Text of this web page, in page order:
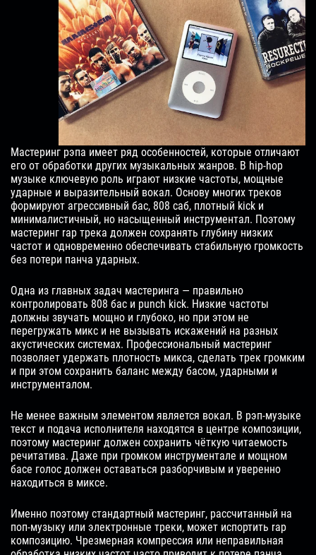
Мастеринг рэпа имеет ряд особенностей, которые отличают
его от обработки других музыкальных жанров. В hip-hop
музыке ключевую роль играют низкие частоты, мощные
ударные и выразительный вокал. Основу многих треков
формируют агрессивный бас, 808 саб, плотный kick и
минималистичный, но насыщенный инструментал. Поэтому
мастеринг rap трека должен сохранять глубину низких
частот и одновременно обеспечивать стабильную громкость
без потери панча ударных.
Одна из главных задач мастеринга — правильно
контролировать 808 бас и punch kick. Низкие частоты
должны звучать мощно и глубоко, но при этом не
перегружать микс и не вызывать искажений на разных
акустических системах. Профессиональный мастеринг
позволяет удержать плотность микса, сделать трек громким
и при этом сохранить баланс между басом, ударными и
инструменталом.
Не менее важным элементом является вокал. В рэп-музыке
текст и подача исполнителя находятся в центре композиции,
поэтому мастеринг должен сохранить чёткую читаемость
речитатива. Даже при громком инструментале и мощном
басе голос должен оставаться разборчивым и уверенно
находиться в миксе.
Именно поэтому стандартный мастеринг, рассчитанный на
поп-музыку или электронные треки, может испортить rap
композицию. Чрезмерная компрессия или неправильная